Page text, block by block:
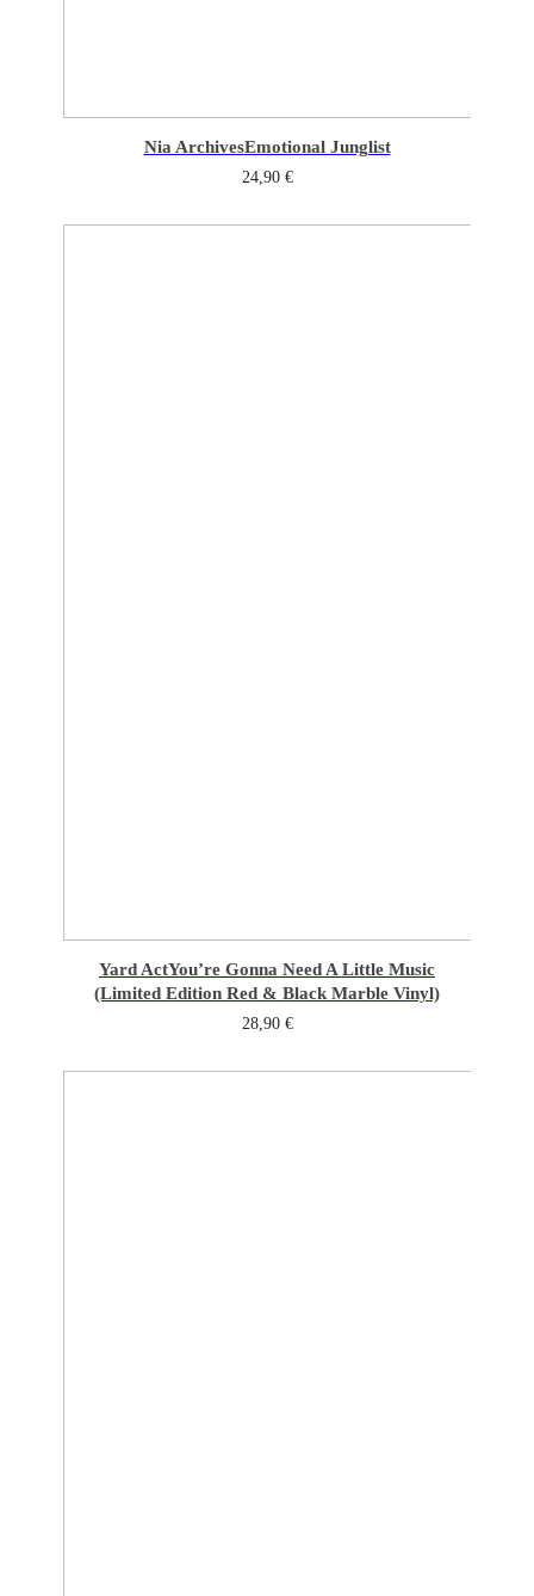
Nia ArchivesEmotional Junglist
24,90 €
Yard ActYou’re Gonna Need A Little Music
(Limited Edition Red & Black Marble Vinyl)
28,90 €